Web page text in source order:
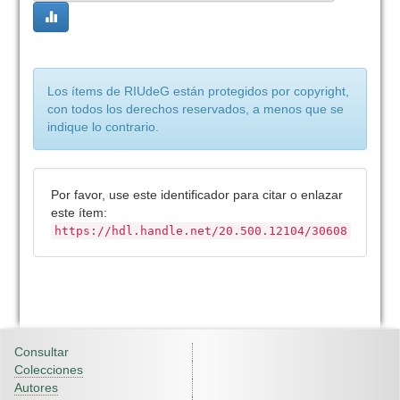
Los ítems de RIUdeG están protegidos por copyright,
con todos los derechos reservados, a menos que se
indique lo contrario.
Por favor, use este identificador para citar o enlazar
este ítem:
https://hdl.handle.net/20.500.12104/30608
Consultar
Colecciones
Autores